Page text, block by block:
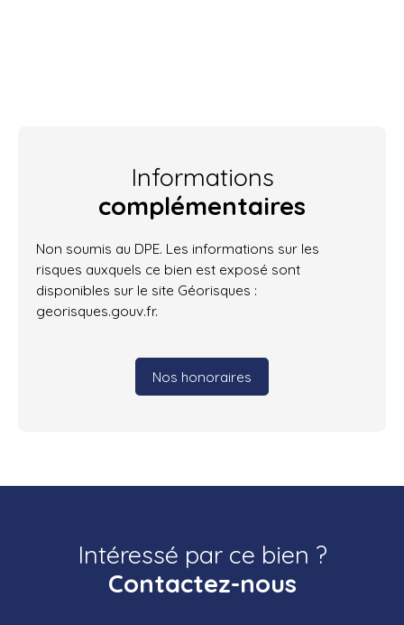
Informations
complémentaires
Non soumis au DPE. Les informations sur les
risques auxquels ce bien est exposé sont
disponibles sur le site Géorisques :
georisques.gouv.fr.
Nos honoraires
Intéressé par ce bien ?
Contactez-nous